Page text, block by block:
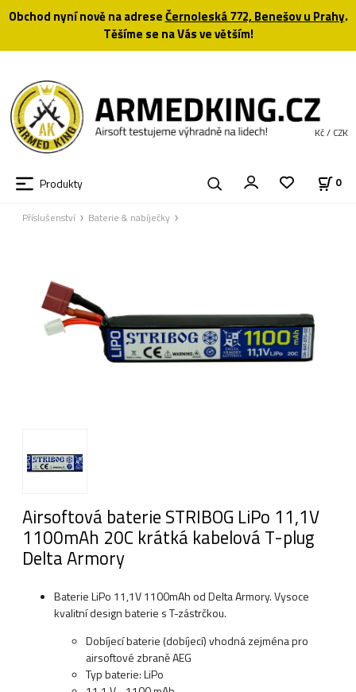
Obchod nyní nově na adreseČernoleská 772, Benešov u Prahy.
Těšíme se na Vás ve větším!
Produkty 0
Kč / CZK
Příslušenství Baterie & nabíječky
Airsoftová baterie STRIBOG LiPo 11,1V
1100mAh 20C krátká kabelová T-plug
Delta Armory
Baterie LiPo 11,1V 1100mAh od Delta Armory. Vysoce
kvalitní design baterie s T-zástrčkou.
Dobíjecí baterie (dobíjecí) vhodná zejména pro
airsoftové zbraně AEG
Typ baterie: LiPo